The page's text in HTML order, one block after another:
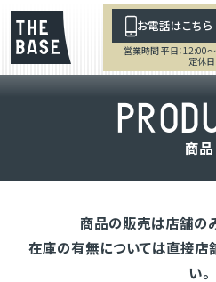
お電話はこちら
営業時間 平日：12:00
定休
PROD
商品
商品の販売は店舗の
在庫の有無については直接店
い。